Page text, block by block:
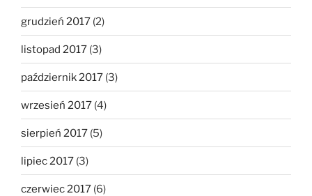
grudzień 2017 (2)
listopad 2017 (3)
październik 2017 (3)
wrzesień 2017 (4)
sierpień 2017 (5)
lipiec 2017 (3)
czerwiec 2017 (6)